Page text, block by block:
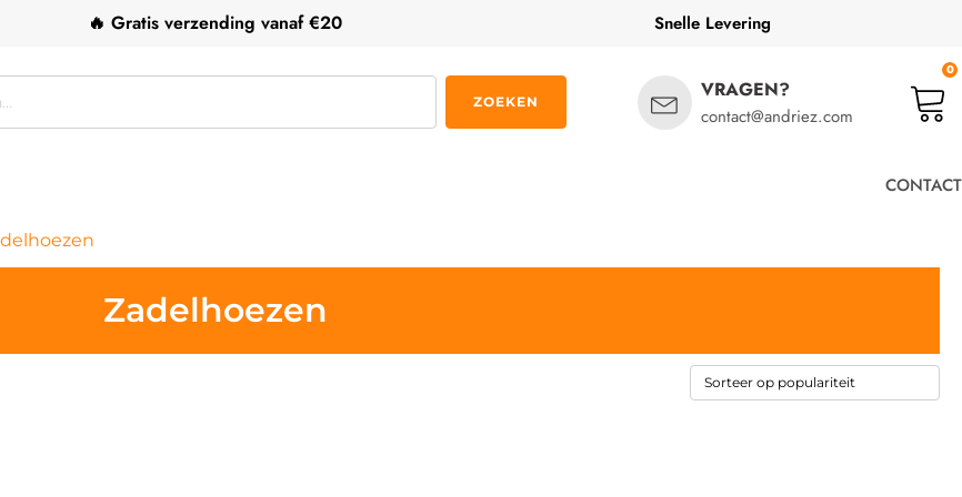
🔥 Gratis verzending vanaf €20 Snelle Levering
ZOEKEN VRAGEN?
contact@andriez.com
0
CONTACT
Zadelhoezen